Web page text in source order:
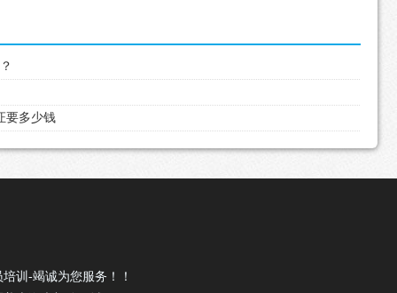
要多少钱
训-竭诚为您服务！！